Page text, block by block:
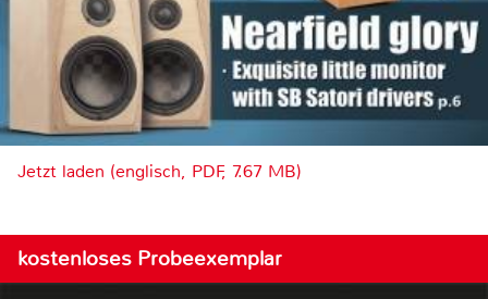
Jetzt laden (englisch, PDF, 7.67 MB)
kostenloses Probeexemplar